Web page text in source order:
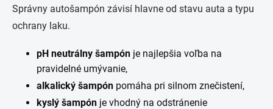
Správny autošampón závisí hlavne od stavu auta a typu
ochrany laku.
pH neutrálny šampón je najlepšia voľba na
pravidelné umývanie,
alkalický šampón pomáha pri silnom znečistení,
kyslý šampón je vhodný na odstránenie